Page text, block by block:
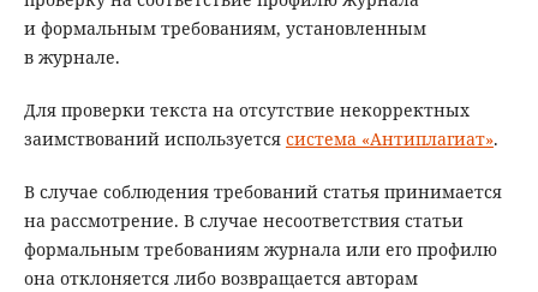
и формальным требованиям, установленным
в журнале.
Для проверки текста на отсутствие некорректных
заимствований используется система «Антиплагиат».
В случае соблюдения требований статья принимается
на рассмотрение. В случае несоответствия статьи
формальным требованиям журнала или его профилю
она отклоняется либо возвращается авторам